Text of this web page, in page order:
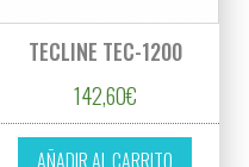
producto tiene múltiples variantes.
TECLINE TEC-1200
142,60€
AÑADIR AL CARRITO